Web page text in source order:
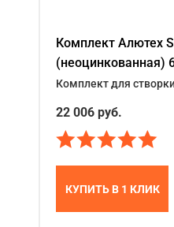
Комплект Алютех
(неоцинкованная)
Комплект для
22 006 руб.
КУПИТЬ В 1 КЛИК